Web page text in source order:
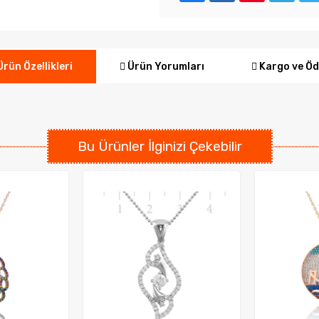
Özellikleri Ürün Yorumları Kargo ve
Bu Ürünler İlginizi Çekebilir